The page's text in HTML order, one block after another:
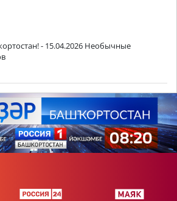
- 15.04.2026 Необычные